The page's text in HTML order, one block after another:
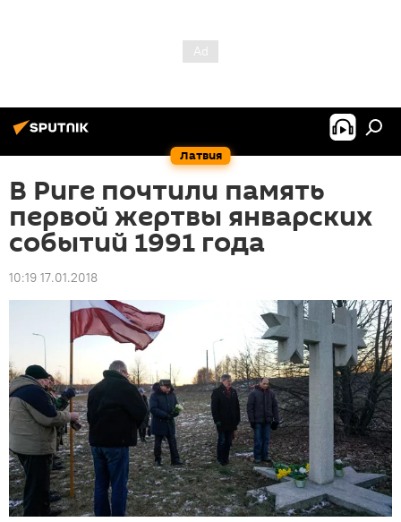
Латвия
В Риге почтили память
первой жертвы январских
событий 1991 года
10:19 17.01.2018